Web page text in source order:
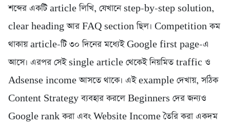
শব্দের একটি article লিখি, যেখানে step-by-step solution,
clear heading আর FAQ section ছিল। Competition কম
থাকায় article-টি ৩০ দিনের মধ্যেই Google first page-এ
আসে। এরপর সেই single article থেকেই নিয়মিত traffic ও
Adsense income আসতে থাকে। এই example দেখায়, সঠিক
Content Strategy ব্যবহার করলে Beginners দের জন্যও
Google rank করা এবং Website Income তৈরি করা একদম